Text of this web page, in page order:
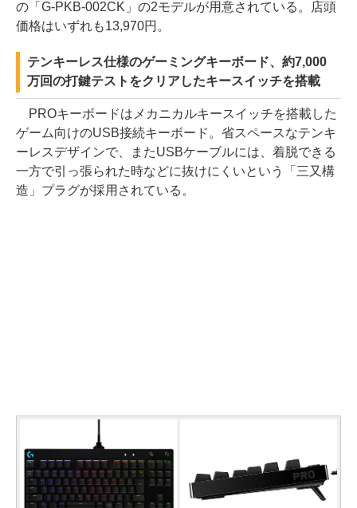
の「G-PKB-002CK」の2モデルが用意されている。店頭
価格はいずれも13,970円。
テンキーレス仕様のゲーミングキーボード、約7,000
万回の打鍵テストをクリアしたキースイッチを搭載
PROキーボードはメカニカルキースイッチを搭載した
ゲーム向けのUSB接続キーボード。省スペースなテンキ
ーレスデザインで、またUSBケーブルには、着脱できる
一方で引っ張られた時などに抜けにくいという「三又構
造」プラグが採用されている。